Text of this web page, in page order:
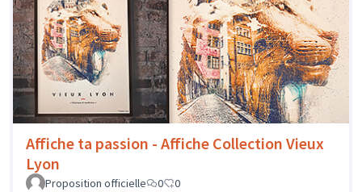
Affiche ta passion - Affiche Collection Vieux
Lyon
Proposition officielle 0 0